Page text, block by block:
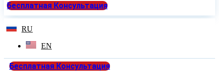
Бесплатная Консультация
RU
EN
Бесплатная Консультация